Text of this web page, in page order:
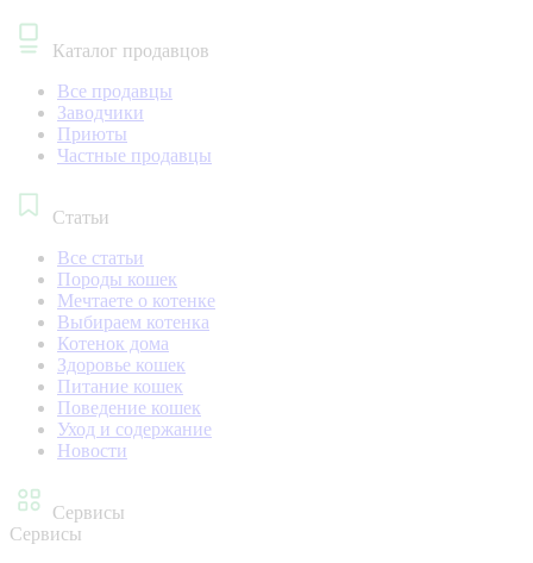
Каталог продавцов
Все продавцы
Заводчики
Приюты
Частные продавцы
Статьи
Все статьи
Породы кошек
Мечтаете о котенке
Выбираем котенка
Котенок дома
Здоровье кошек
Питание кошек
Поведение кошек
Уход и содержание
Новости
Сервисы
Сервисы